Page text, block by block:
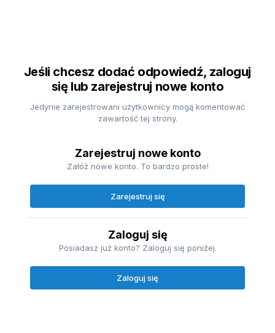
Jeśli chcesz dodać odpowiedź, zaloguj
się lub zarejestruj nowe konto
Jedynie zarejestrowani użytkownicy mogą komentować
zawartość tej strony.
Zarejestruj nowe konto
Załóż nowe konto. To bardzo proste!
Zarejestruj się
Zaloguj się
Posiadasz już konto? Zaloguj się poniżej.
Zaloguj się